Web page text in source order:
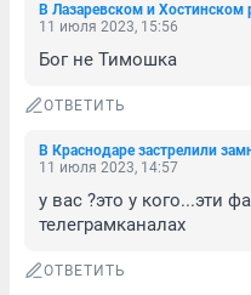
11 июля 2023, 15:56
Бог не Тимошка
ОТВЕТИТЬ
11 июля 2023, 14:57
у вас ?это у кого...эти
телеграмканалах
ОТВЕТИТЬ